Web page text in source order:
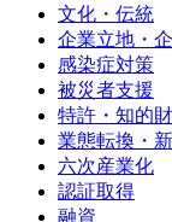
文化・伝統
企業立地・
感染症対策
被災者支援
特許・知的
業態転換・
六次産業化
認証取得
融資